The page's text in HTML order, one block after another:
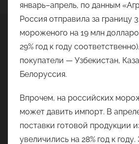
январь–апрель, по данным
Россия отправила за границу
мороженого на 19 млн
29% год к году
покупатели — Узбекистан,
Белоруссия.
Впрочем, на российских
может давить импорт. В
поставки готовой продукции
увеличились на 28% год к